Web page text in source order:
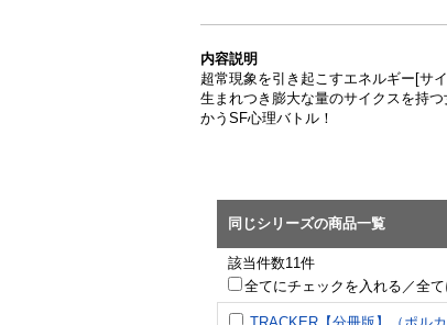
内容説明
超常現象を引き起こすエネルギー[サ
生まれつき膨大な量のサイクスを持
かうSF心理バトル！
同じシリーズの商品一覧
該当件数11件
全てにチェックを入れる／全